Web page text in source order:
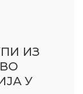
ИЗ
У